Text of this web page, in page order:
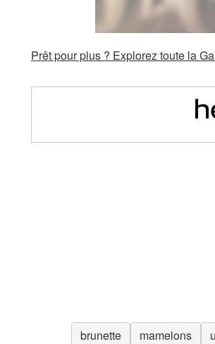
Prêt pour plus ? Explorez toute la
brunette mamelons